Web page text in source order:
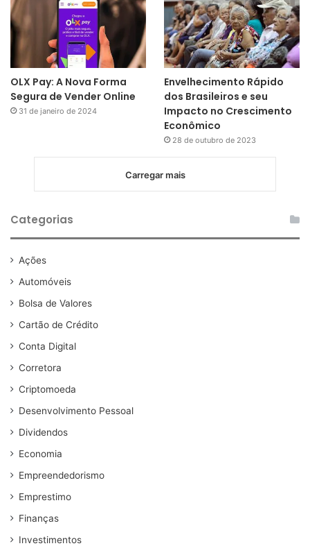
OLX Pay: A Nova Forma
Segura de Vender Online
31 de janeiro de 2024
Envelhecimento Rápido
dos Brasileiros e seu
Impacto no Crescimento
Econômico
28 de outubro de 2023
Carregar mais
Categorias
Ações
Automóveis
Bolsa de Valores
Cartão de Crédito
Conta Digital
Corretora
Criptomoeda
Desenvolvimento Pessoal
Dividendos
Economia
Empreendedorismo
Emprestimo
Finanças
Investimentos